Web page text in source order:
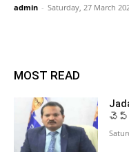
admin - Saturday, 27 March
MOST READ